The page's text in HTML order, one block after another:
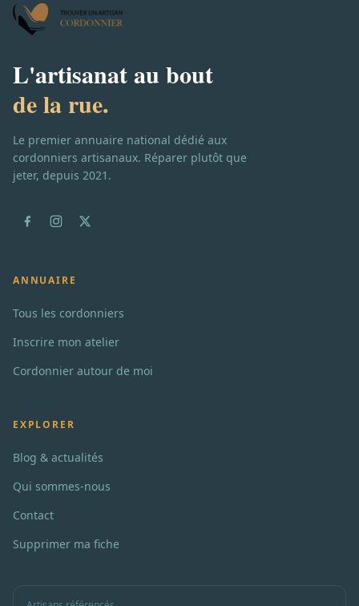
L'artisanat au bout
de la rue.
Le premier annuaire national dédié aux
cordonniers artisanaux. Réparer plutôt que
jeter, depuis 2021.
ANNUAIRE
Tous les cordonniers
Inscrire mon atelier
Cordonnier autour de moi
EXPLORER
Blog & actualités
Qui sommes-nous
Contact
Supprimer ma fiche